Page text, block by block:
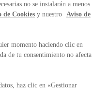
no se instalarán a menos
de Cookies y nuestro Aviso de
momento haciendo clic en
de tu consentimiento no afecta
haz clic en «Gestionar